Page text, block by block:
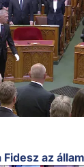
az